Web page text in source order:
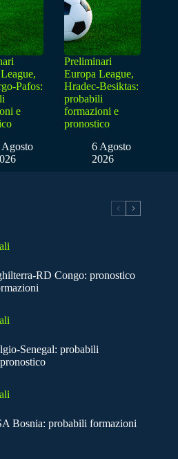
Pafos:
e
Agosto
Preliminari
Europa League,
Hradec-Besiktas:
probabili
formazioni e
pronostico
6 Agosto
2026
RD Congo: pronostico
Senegal: probabili
Bosnia: probabili formazioni